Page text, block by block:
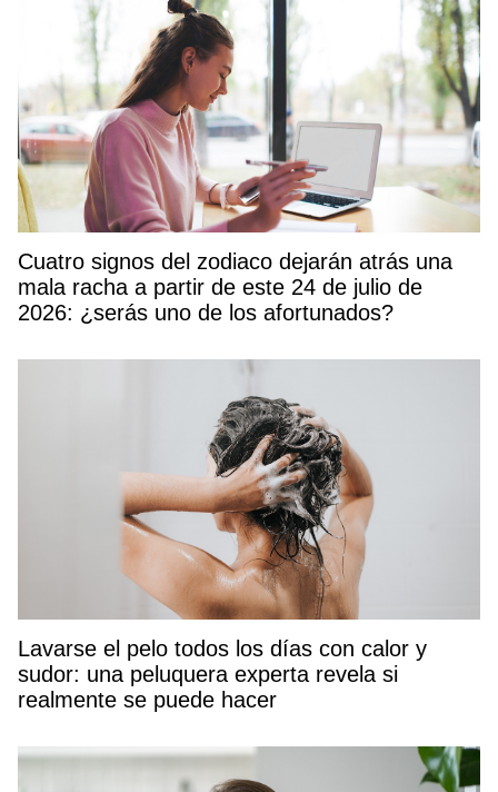
Cuatro signos del zodiaco dejarán atrás una
mala racha a partir de este 24 de julio de
2026: ¿serás uno de los afortunados?
Lavarse el pelo todos los días con calor y
sudor: una peluquera experta revela si
realmente se puede hacer